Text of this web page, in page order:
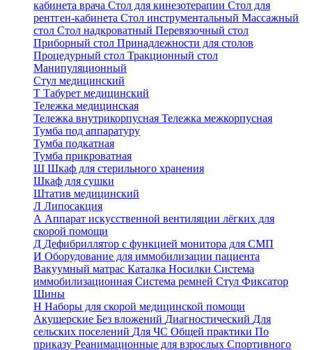
кабинета врача Стол для кинезотерапии Стол для
рентген-кабинета Стол инструментальный Массажный
стол Стол надкроватный Перевязочный стол
Приборный стол Принадлежности для столов
Процедурный стол Тракционный стол
Манипуляционный
Стул медицинский
Т Табурет медицинский
Тележка медицинская
Тележка внутрикорпусная Тележка межкорпусная
Тумба под аппаратуру
Тумба подкатная
Тумба прикроватная
Ш Шкаф для стерильного хранения
Шкаф для сушки
Штатив медицинский
Л Липосакция
А Аппарат искусственной вентиляции лёгких для
скорой помощи
Д Дефибриллятор с функцией монитора для СМП
И Оборудование для иммобилизации пациента
Вакуумный матрас Каталка Носилки Система
иммобилизационная Система ремней Стул Фиксатор
Шины
Н Наборы для скорой медицинской помощи
Акушерские Без вложений Диагностический Для
сельских поселений Для ЧС Общей практики По
приказу Реанимационные для взрослых Спортивного